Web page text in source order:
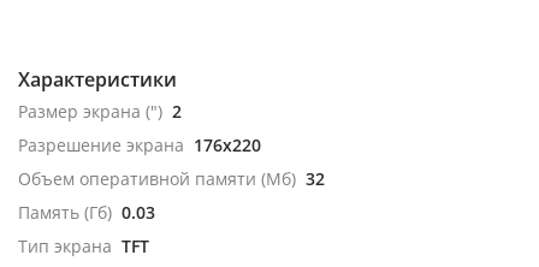
Характеристики
Размер экрана (") 2
Разрешение экрана 176x220
Объем оперативной памяти (Мб) 32
Память (Гб) 0.03
Тип экрана TFT